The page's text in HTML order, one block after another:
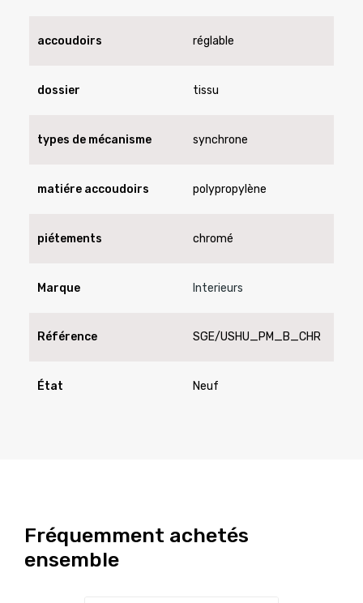
accoudoirs réglable
dossier tissu
types de mécanisme synchrone
matiére accoudoirs polypropylène
piétements chromé
Marque Interieurs
Référence SGE/USHU_PM_B_CHR
État Neuf
Fréquemment achetés
ensemble